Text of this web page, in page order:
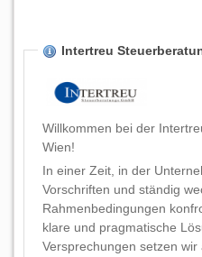
Intertreu
Willkommen bei der
Wien!
In einer Zeit, in der
Vorschriften und ständig
Rahmenbedingungen
klare und pragmatische
Versprechungen setzen